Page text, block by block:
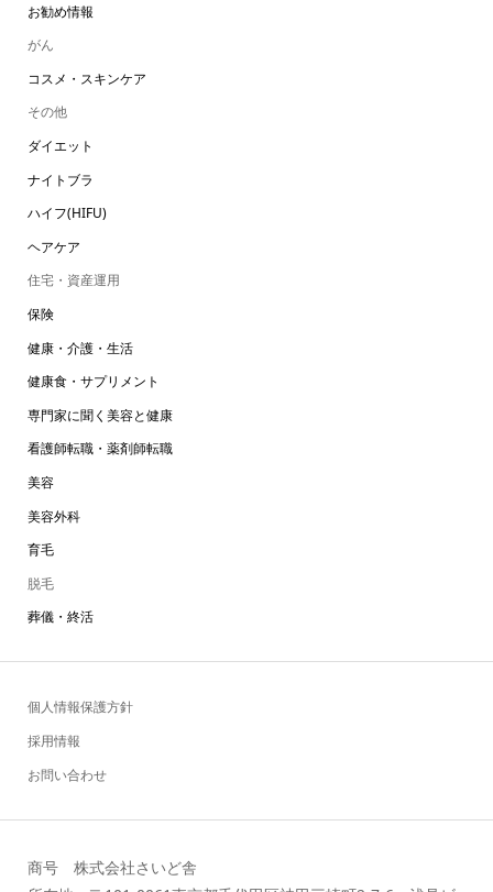
お勧め情報
がん
コスメ・スキンケア
その他
ダイエット
ナイトブラ
ハイフ(HIFU)
ヘアケア
住宅・資産運用
保険
健康・介護・生活
健康食・サプリメント
専門家に聞く美容と健康
看護師転職・薬剤師転職
美容
美容外科
育毛
脱毛
葬儀・終活
個人情報保護方針
採用情報
お問い合わせ
商号 株式会社さいど舎